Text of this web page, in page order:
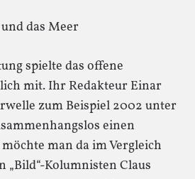
das Meer
spielte das offene
mit. Ihr Redakteur Einar
zum Beispiel 2002 unter
einen
möchte man da im Vergleich
„Bild“-Kolumnisten Claus